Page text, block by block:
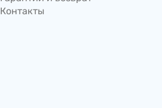
Контакты